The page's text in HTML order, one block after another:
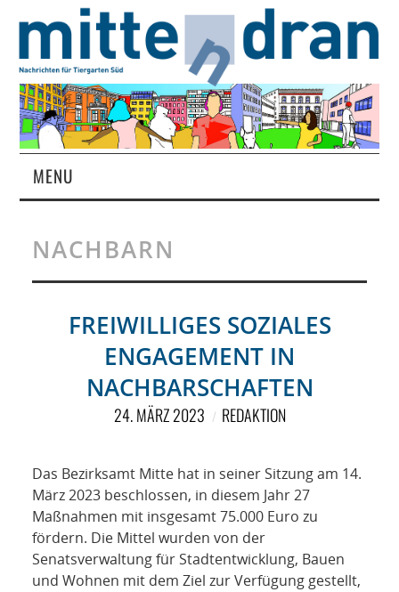
MENU
MAGAZIN
ÜBER UNS
RUBRIKEN
NETZWERK
KONTAKT
NACHBARN
FREIWILLIGES SOZIALES
ENGAGEMENT IN
NACHBARSCHAFTEN
24. MÄRZ 2023 REDAKTION
Das Bezirksamt Mitte hat in seiner Sitzung am 14.
März 2023 beschlossen, in diesem Jahr 27
Maßnahmen mit insgesamt 75.000 Euro zu
fördern. Die Mittel wurden von der
Senatsverwaltung für Stadtentwicklung, Bauen
und Wohnen mit dem Ziel zur Verfügung gestellt,